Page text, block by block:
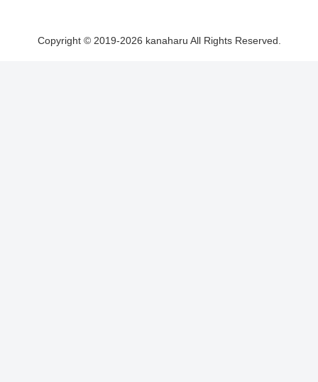
Copyright © 2019-2026 kanaharu All Rights Reserved.